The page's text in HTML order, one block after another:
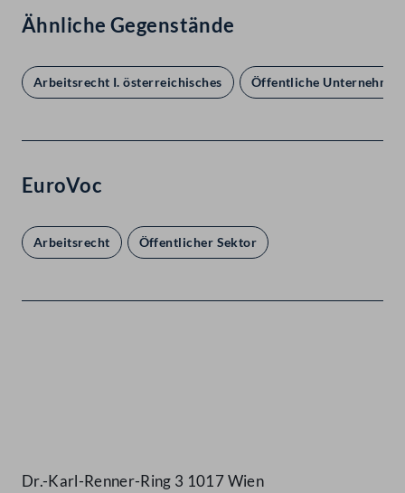
Ähnliche Gegenstände
Arbeitsrecht I. österreichisches Öffentliche Unternehmen
EuroVoc
Arbeitsrecht Öffentlicher Sektor
Dr.-Karl-Renner-Ring 3 1017 Wien